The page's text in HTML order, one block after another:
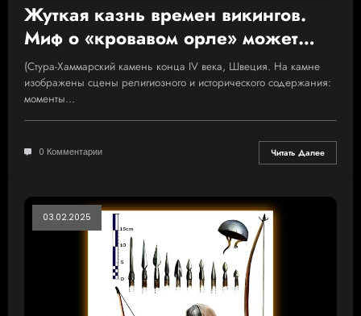
Жуткая казнь времен викингов.
Миф о «кровавом орле» может
оказаться правдой
(Стура-Хаммарский камень конца IV века, Швеция. На камне
изображены сцены религиозного и исторического содержания:
моменты…
0 Комментарии Читать Далее
03.02.2025